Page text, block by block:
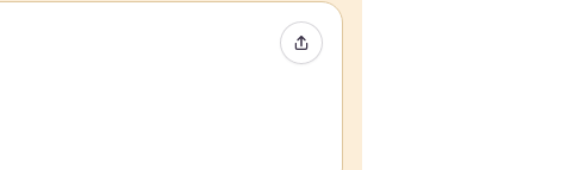
Compartir evento